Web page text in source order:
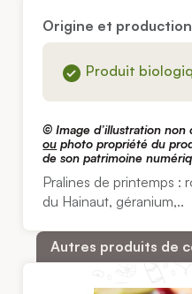
© Image d’illustration
ou photo propriété du
de son patrimoine
Pralines de printemps :
du Hainaut, géranium,..
Origine et production
Produit
Autres produits de